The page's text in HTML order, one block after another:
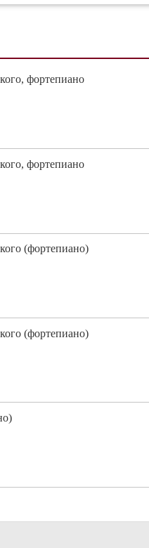
фортепиано
фортепиано
(фортепиано)
(фортепиано)